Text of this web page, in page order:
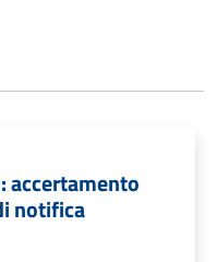
accertamento
notifica